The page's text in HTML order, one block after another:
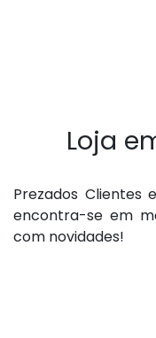
Loja
P rezados Clientes
encontra-se em
com novidades!